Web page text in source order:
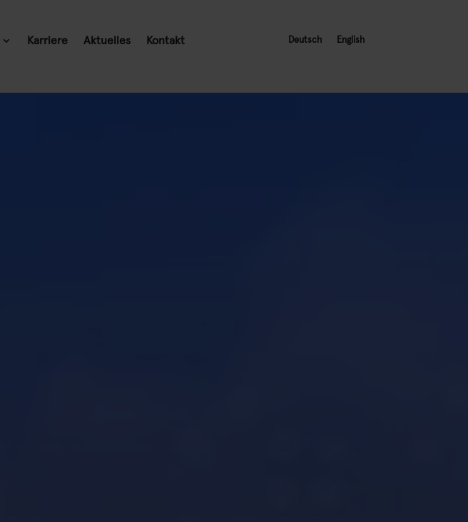
Karriere Aktuelles Kontakt Deutsch English